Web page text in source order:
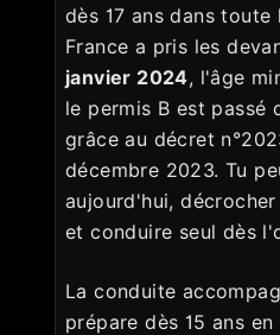
dès 17 ans dans toute
France a pris les
janvier 2024, l'âge
le permis B est passé
grâce au décret
décembre 2023. Tu
aujourd'hui,
et conduire seul dès
La conduite
prépare dès 15 ans